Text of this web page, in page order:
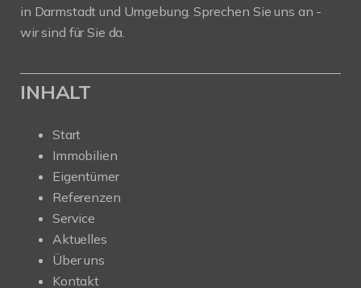
in Darmstadt und Umgebung. Sprechen Sie uns an -
wir sind für Sie da.
INHALT
Start
Immobilien
Eigentümer
Referenzen
Service
Aktuelles
Über uns
Kontakt